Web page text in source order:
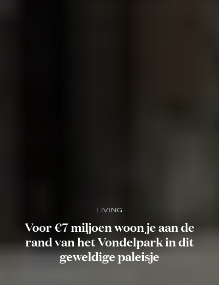
LIVING
Voor €7 miljoen woon je aan de
rand van het Vondelpark in dit
geweldige paleisje